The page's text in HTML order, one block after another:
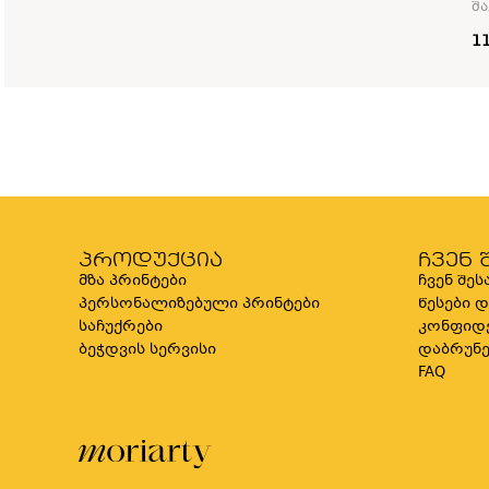
პროდუქცია
მზა პრინტები
პერსონალიზებული პრინტები
საჩუქრები
ბეჭდვის სერვისი
ჩვენ
ჩვენ
წესები
FAQ